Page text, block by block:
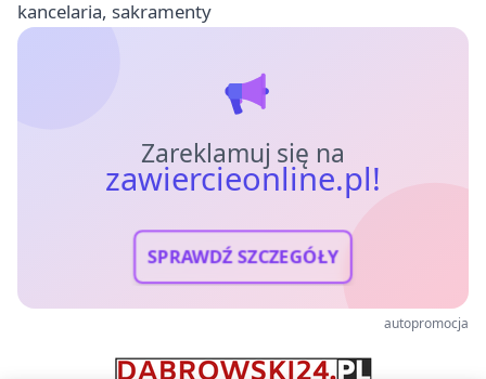
kancelaria, sakramenty
Zareklamuj się na
zawiercieonline.pl!
SPRAWDŹ SZCZEGÓŁY
autopromocja